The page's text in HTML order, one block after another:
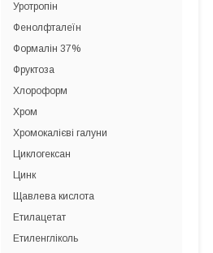
Уротропін
Фенолфталеїн
Формалін 37%
Фруктоза
Хлороформ
Хром
Хромокалієві галуни
Циклогексан
Цинк
Щавлева кислота
Етилацетат
Етиленгліколь